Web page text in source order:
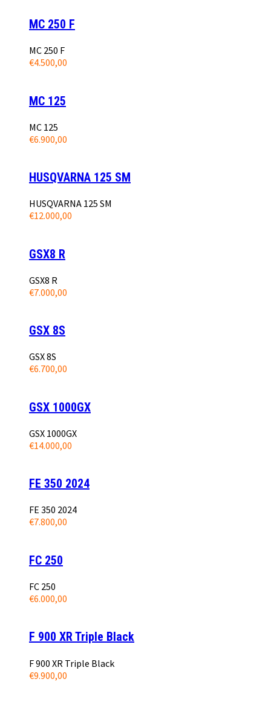
MC 250 F
MC 250 F
€4.500,00
MC 125
MC 125
€6.900,00
HUSQVARNA 125 SM
HUSQVARNA 125 SM
€12.000,00
GSX8 R
GSX8 R
€7.000,00
GSX 8S
GSX 8S
€6.700,00
GSX 1000GX
GSX 1000GX
€14.000,00
FE 350 2024
FE 350 2024
€7.800,00
FC 250
FC 250
€6.000,00
F 900 XR Triple Black
F 900 XR Triple Black
€9.900,00